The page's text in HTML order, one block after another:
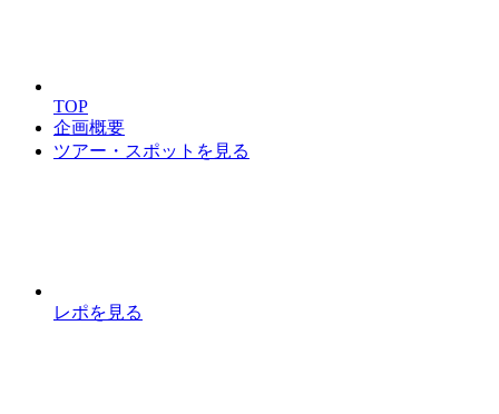
TOP
企画概要
ツアー・スポットを見る
レポを見る